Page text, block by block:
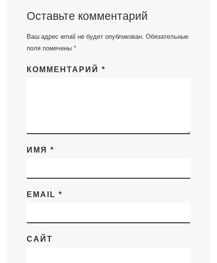
Оставьте комментарий
Ваш адрес email не будет опубликован. Обязательные
поля помечены *
КОММЕНТАРИЙ *
ИМЯ *
EMAIL *
САЙТ